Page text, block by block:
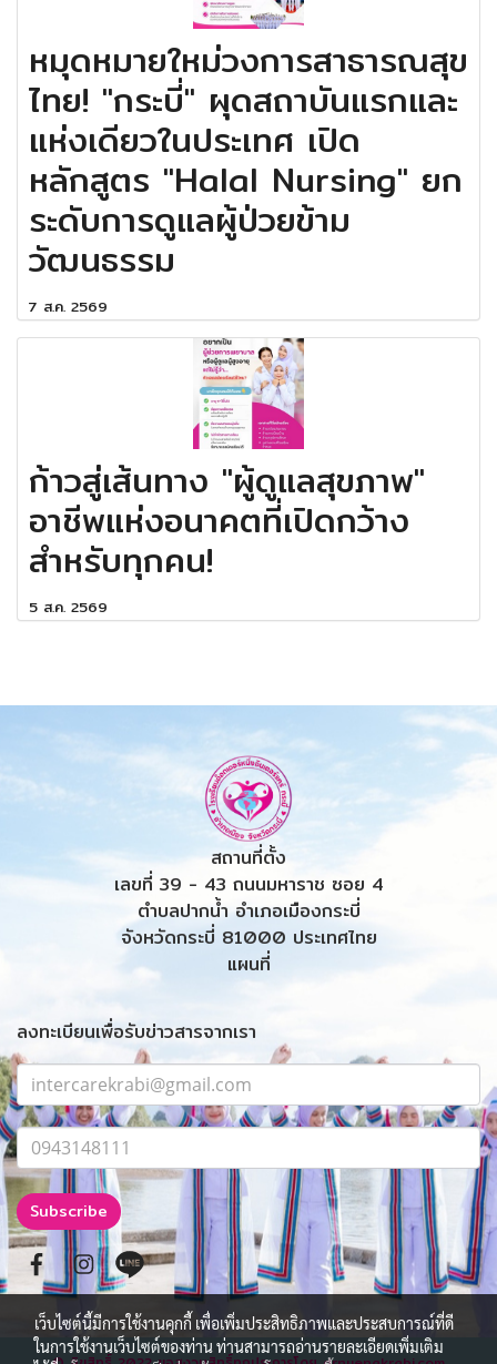
หมุดหมายใหม่วงการสาธารณสุข
ไทย! "กระบี่" ผุดสถาบันแรกและ
แห่งเดียวในประเทศ เปิด
หลักสูตร "Halal Nursing" ยก
ระดับการดูแลผู้ป่วยข้าม
วัฒนธรรม
7 ส.ค. 2569
ก้าวสู่เส้นทาง "ผู้ดูแลสุขภาพ"
อาชีพแห่งอนาคตที่เปิดกว้าง
สำหรับทุกคน!
5 ส.ค. 2569
สถานที่ตั้ง
เลขที่ 39 - 43 ถนนมหาราช ซอย 4
ตำบลปากน้ำ อำเภอเมืองกระบี่
จังหวัดกระบี่ 81000 ประเทศไทย
แผนที่
ลงทะเบียนเพื่อรับข่าวสารจากเรา
Subscribe
เว็บไซต์นี้มีการใช้งานคุกกี้ เพื่อเพิ่มประสิทธิภาพและประสบการณ์ที่ดี
ในการใช้งานเว็บไซต์ของท่าน ท่านสามารถอ่านรายละเอียดเพิ่มเติม